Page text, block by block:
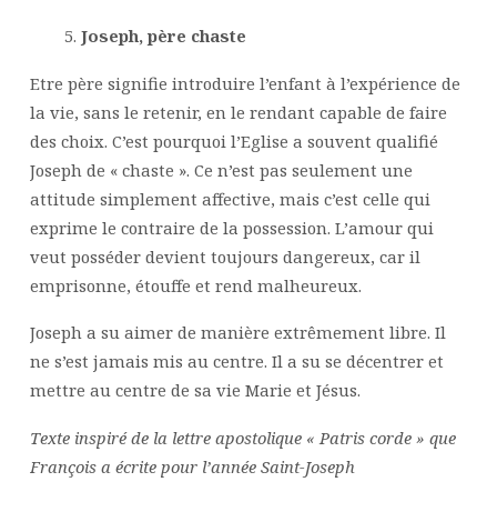
Joseph, père chaste
Etre père signifie introduire l’enfant à l’expérience de
la vie, sans le retenir, en le rendant capable de faire
des choix. C’est pourquoi l’Eglise a souvent qualifié
Joseph de « chaste ». Ce n’est pas seulement une
attitude simplement affective, mais c’est celle qui
exprime le contraire de la possession. L’amour qui
veut posséder devient toujours dangereux, car il
emprisonne, étouffe et rend malheureux.
Joseph a su aimer de manière extrêmement libre. Il
ne s’est jamais mis au centre. Il a su se décentrer et
mettre au centre de sa vie Marie et Jésus.
Texte inspiré de la lettre apostolique « Patris corde » que
François a écrite pour l’année Saint-Joseph